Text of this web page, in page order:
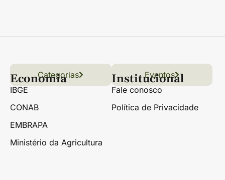
Links úteis
Conteúdo Grãos
Florestas Hortifrúti
Categorias Eventos
Economia
IBGE
CONAB
EMBRAPA
Ministério da Agricultura
Institucional
Fale conosco
Política de Privacidade